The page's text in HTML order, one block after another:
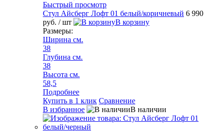
Быстрый просмотр
Стул Айсберг Лофт 01 белый/коричневый 6 990
руб. / шт
В корзину
Размеры:
Ширина см.
38
Глубина см.
38
Высота см.
58,5
Подробнее
Купить в 1 клик Сравнение
В избранное
В наличии